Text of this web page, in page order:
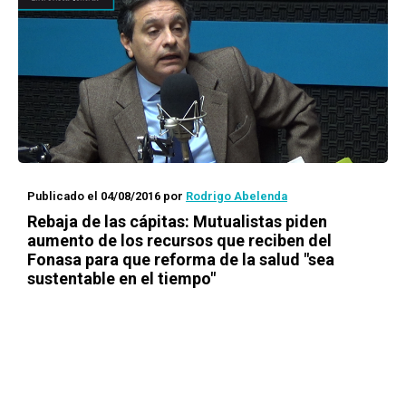
Publicado el 04/08/2016 por Rodrigo Abelenda
Rebaja de las cápitas: Mutualistas piden
aumento de los recursos que reciben del
Fonasa para que reforma de la salud "sea
sustentable en el tiempo"